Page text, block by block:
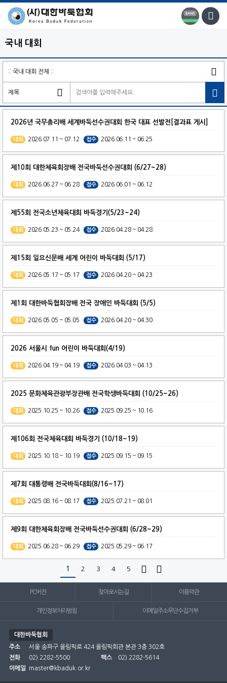
국내 대회

2026년 국무총리배 세계바둑선수권대회 한국 대표 선발전[결과표 게시]
대회 2026.07.11 ~ 07.12 접수 2026.06.11 ~ 06.25
제10회 대한체육회장배 전국바둑선수권대회 (6/27~28)
대회 2026.06.27 ~ 06.28 접수 2026.06.01 ~ 06.12
제55회 전국소년체육대회 바둑경기(5/23~24)
대회 2026.05.23 ~ 05.24 접수 2026.04.28 ~ 04.28
제15회 일요신문배 세계 어린이 바둑대회 (5/17)
대회 2026.05.17 ~ 05.17 접수 2026.04.20 ~ 04.23
제1회 대한바둑협회장배 전국 장애인 바둑대회 (5/5)
대회 2026.05.05 ~ 05.05 접수 2026.04.20 ~ 04.30
2026 서울시 fun 어린이 바둑대회(4/19)
대회 2026.04.19 ~ 04.19 접수 2026.04.03 ~ 04.13
2025 문화체육관광부장관배 전국학생바둑대회 (10/25~26)
대회 2025.10.25 ~ 10.26 접수 2025.09.25 ~ 10.16
제106회 전국체육대회 바둑경기 (10/18~19)
대회 2025.10.18 ~ 10.19 접수 2025.09.15 ~ 09.15
제7회 대통령배 전국바둑대회(8/16~17)
대회 2025.08.16 ~ 08.17 접수 2025.07.21 ~ 08.01
제9회 대한체육회장배 전국바둑선수권대회 (6/28~29)
대회 2025.06.28 ~ 06.29 접수 2025.05.29 ~ 06.17
1 2 3 4 5  
PC버전 찾아오시는길 이용약관
개인정보처리방침 이메일주소무단수집거부
대한바둑협회
주소
서울 송파구 올림픽로 424 올림픽회관 본관 3층 302호
전화
02) 2282-5500 팩스
02) 2282-5614
이메일
master@kbaduk.or.kr